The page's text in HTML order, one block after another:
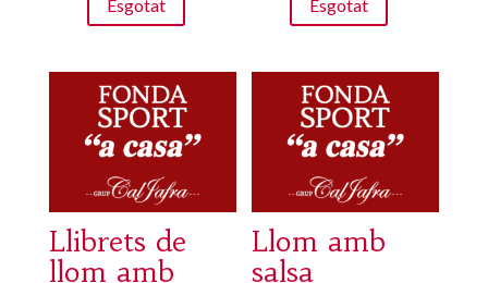
Esgotat Esgotat
Llibrets de
llom amb
Llom amb
salsa